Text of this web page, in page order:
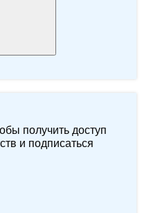
получить доступ
и подписаться